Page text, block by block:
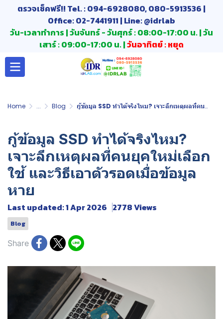
ตรวจเช็คฟรี!! Tel. : 094-6928080, 080-5913536 |
Office: 02-7441911 | Line: @idrlab
วัน-เวลาทำการ | วันจันทร์ - วันศุกร์ : 08:00-17:00 น. | วัน
เสาร์ : 09:00-17:00 น. |วันอาทิตย์ : หยุด
Home ... Blog กู้ข้อมูล SSD ทำได้จริงไหม? เจาะลึกเหตุผลที่คนยุคใหม่เลือกใช้ และวิธีเอาตัวรอดเมื่อข้อมูลหาย
กู้ข้อมูล SSD ทำได้จริงไหม?
เจาะลึกเหตุผลที่คนยุคใหม่เลือก
ใช้ และวิธีเอาตัวรอดเมื่อข้อมูล
หาย
Last updated: 1 Apr 2026 2778 Views
Blog
Share